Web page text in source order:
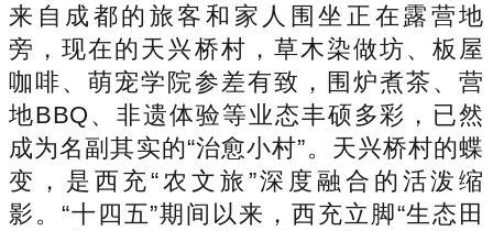
来自成都的旅客和家人围坐正在露营地
旁，现在的天兴桥村，草木染做坊、板屋
咖啡、萌宠学院参差有致，围炉煮茶、营
地BBQ、非遗体验等业态丰硕多彩，已然
成为名副其实的“治愈小村”。天兴桥村的蝶
变，是西充“农文旅”深度融合的活泼缩
影。“十四五”期间以来，西充立脚“生态田